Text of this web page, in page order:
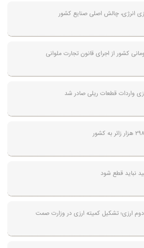
انرژی، چالش اصلی صنایع کشور
کشور از اجرای قانون تجارت ملوانی
واردات قطعات ریلی صادر شد
نباید قطع شود
دوم ارزی؛ تشکیل کمیته ارزی در وزارت صمت